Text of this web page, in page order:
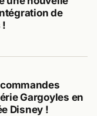
de
!
Gargoyles en
Disney !